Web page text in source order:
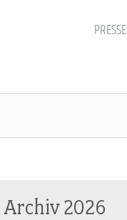
PRESSE
Archiv 2026